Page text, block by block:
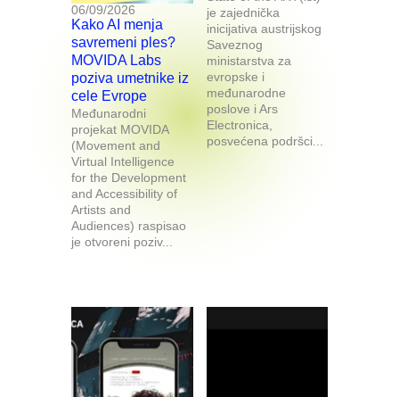
06/09/2026
Kako AI menja
savremeni ples?
MOVIDA Labs
poziva umetnike iz
cele Evrope
Međunarodni
projekat MOVIDA
(Movement and
Virtual Intelligence
for the Development
and Accessibility of
Artists and
Audiences) raspisao
je otvoreni poziv...
je zajednička
inicijativa austrijskog
Saveznog
ministarstva za
evropske i
međunarodne
poslove i Ars
Electronica,
posvećena podršci...